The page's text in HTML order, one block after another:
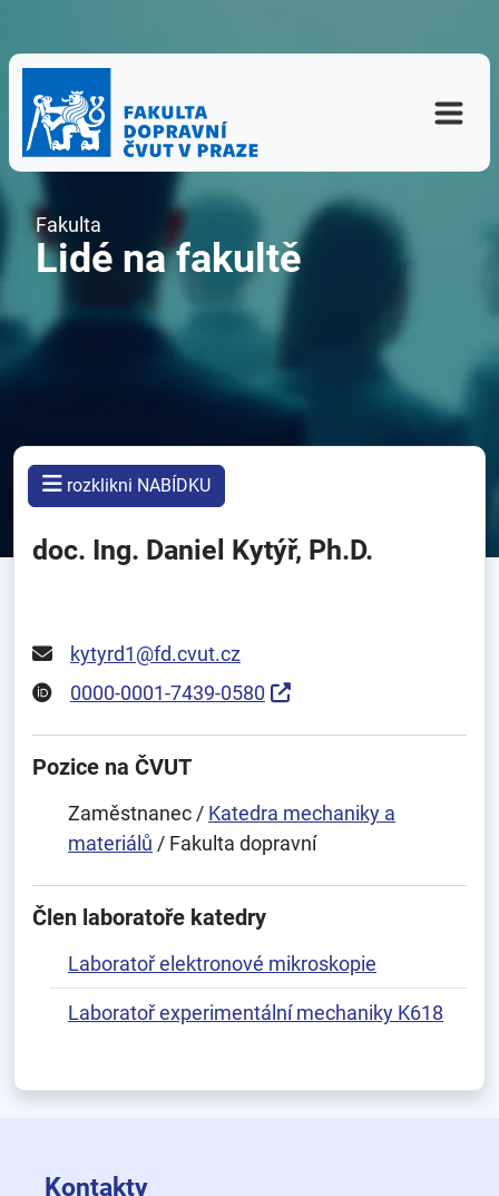
Fakulta
Lidé na fakultě
rozklikni NABÍDKU
doc. Ing. Daniel Kytýř, Ph.D.
kytyrd1@fd.cvut.cz
0000-0001-7439-0580
Pozice na ČVUT
Zaměstnanec / Katedra mechaniky a
materiálů / Fakulta dopravní
Člen laboratoře katedry
Laboratoř elektronové mikroskopie
Laboratoř experimentální mechaniky K618
Kontakty